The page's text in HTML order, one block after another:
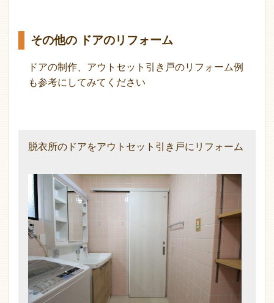
その他の ドアのリフォーム
ドアの制作、アウトセット引き戸のリフォーム例
も参考にしてみてください
脱衣所のドアをアウトセット引き戸にリフォーム